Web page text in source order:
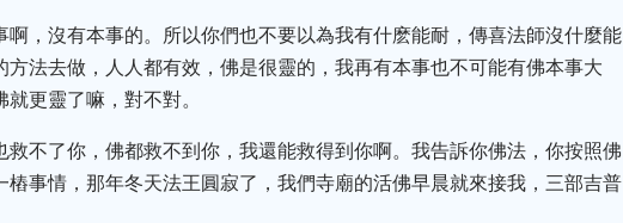
，沒有本事的。所以你們也不要以為我有什麽能耐，傳喜法師沒什麼能
法去做，人人都有效，佛是很靈的，我再有本事也不可能有佛本事大
更靈了嘛，對不對。
不了你，佛都救不到你，我還能救得到你啊。我告訴你佛法，你按照佛
事情，那年冬天法王圓寂了，我們寺廟的活佛早晨就來接我，三部吉普